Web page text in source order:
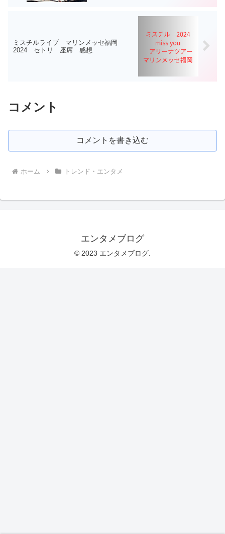
ミスチルライブ マリンメッセ福岡
2024 セトリ 座席 感想
コメント
コメントを書き込む
ホーム トレンド・エンタメ
エンタメブログ
© 2023 エンタメブログ.